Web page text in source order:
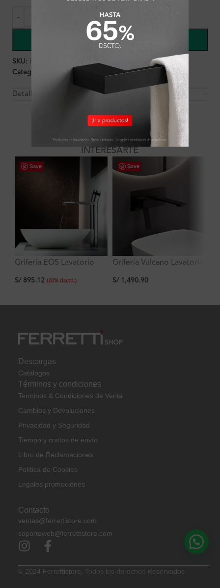
COMPRAR
SKU: FA7852
Categorías:
Ambientes Baño, Griferías
Detalles y Material
OTROS PRODUCTOS QUE PUEDEN
INTERESARTE
Save
Grifería EOS Lavatorio
S/ 895.12 (20% dscto.)
Save
Grifería Vulcano Lavatorio
Pared Negro Mate
S/1,490.90
Descargas
Catálogos
Términos y condiciones
Terminos & Condiciones de Venta
Cambios y Devoluciones
Privacidad y Seguridad
Tiempo y costos de envío
Libro de Reclamaciones
Política de Cookies
Legales promociones
Contacto
ventas@ferrettistore.com
soporteweb@ferrettistore.com
© 2024 Ferrettistore. Todos los derechos Reservados